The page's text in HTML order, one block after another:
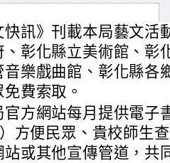
快訊》刊載本局藝文活
、彰化縣立美術館、彰
音樂戲曲館、彰化縣各
費索取。
官方網站每月提供電子
方便民眾、貴校師生
站或其他宣傳管道，共